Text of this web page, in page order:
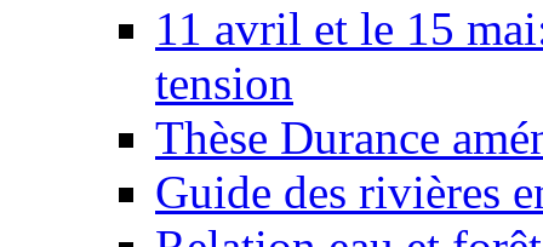
11 avril et le 15
tension
Thèse Durance
Guide des rivières